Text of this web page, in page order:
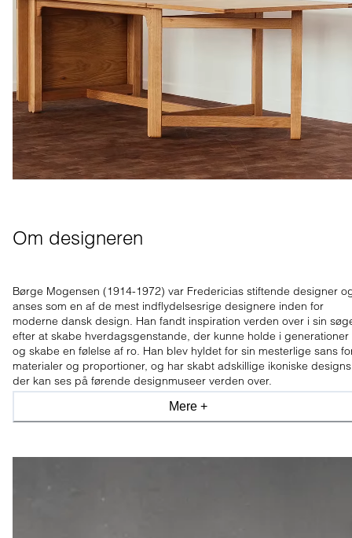
Om designeren
Børge Mogensen (1914-1972) var Fredericias stiftende designer
anses som en af de mest indflydelsesrige designere inden for
moderne dansk design. Han fandt inspiration verden over i sin
efter at skabe hverdagsgenstande, der kunne holde i generationer
og skabe en følelse af ro. Han blev hyldet for sin mesterlige sans
materialer og proportioner, og har skabt adskillige ikoniske
der kan ses på førende designmuseer verden over.
Mere +